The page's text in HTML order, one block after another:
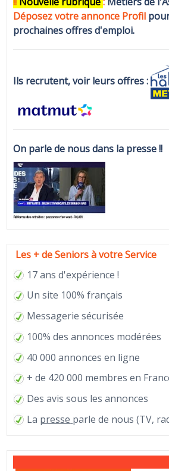
Déposez votre annonce Profil
prochaines offres d'emploi.
Ils recrutent, voir leurs offres :
On parle de nous dans la presse !!
Les + de Seniors à votre Service
17 ans d'expérience !
Un site 100% français
Messagerie sécurisée
100% des annonces modérées
40 000 annonces en ligne
+ de 420 000 membres en
Des avis sous les annonces
La presse parle de nous (TV,